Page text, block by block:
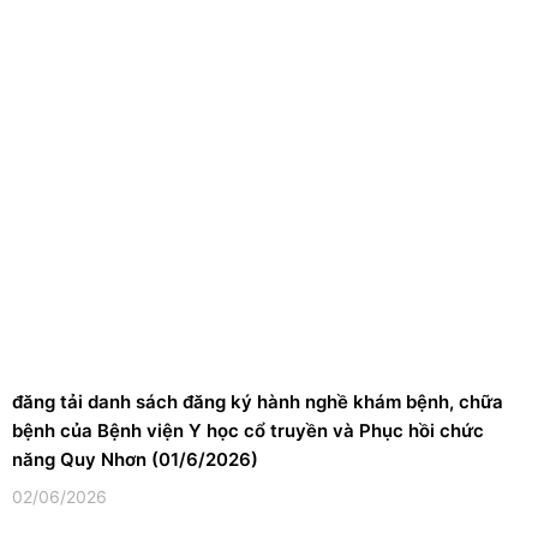
đăng tải danh sách đăng ký hành nghề khám bệnh, chữa
bệnh của Bệnh viện Y học cổ truyền và Phục hồi chức
năng Quy Nhơn (01/6/2026)
02/06/2026